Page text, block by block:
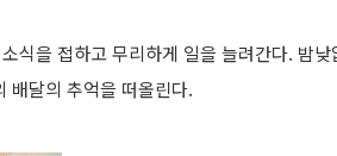
식을 접하고 무리하게 일을 늘려간다. 밤
배달의 추억을 떠올린다.